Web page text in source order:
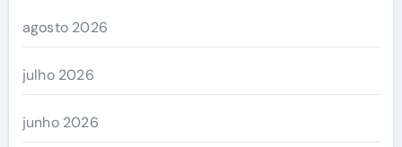
agosto 2026
julho 2026
junho 2026